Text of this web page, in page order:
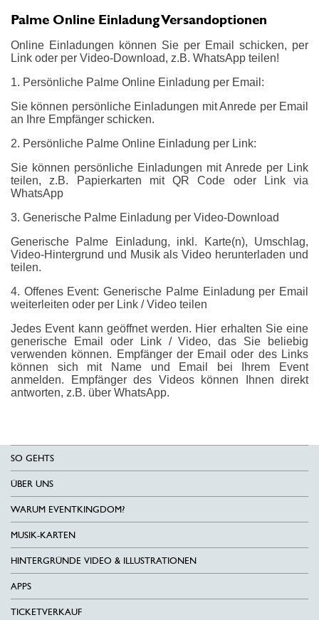
Palme Online Einladung Versandoptionen
Online Einladungen können Sie per Email schicken, per
Link oder per Video-Download, z.B. WhatsApp teilen!
1. Persönliche Palme Online Einladung per Email:
Sie können persönliche Einladungen mit Anrede per Email
an Ihre Empfänger schicken.
2. Persönliche Palme Online Einladung per Link:
Sie können persönliche Einladungen mit Anrede per Link
teilen, z.B. Papierkarten mit QR Code oder Link via
WhatsApp
3. Generische Palme Einladung per Video-Download
Generische Palme Einladung, inkl. Karte(n), Umschlag,
Video-Hintergrund und Musik als Video herunterladen und
teilen.
4. Offenes Event: Generische Palme Einladung per Email
weiterleiten oder per Link / Video teilen
Jedes Event kann geöffnet werden. Hier erhalten Sie eine
generische Email oder Link / Video, das Sie beliebig
verwenden können. Empfänger der Email oder des Links
können sich mit Name und Email bei Ihrem Event
anmelden. Empfänger des Videos können Ihnen direkt
antworten, z.B. über WhatsApp.
SO GEHTS
ÜBER UNS
WARUM EVENTKINGDOM?
MUSIK-KARTEN
HINTERGRÜNDE VIDEO & ILLUSTRATIONEN
APPS
TICKETVERKAUF